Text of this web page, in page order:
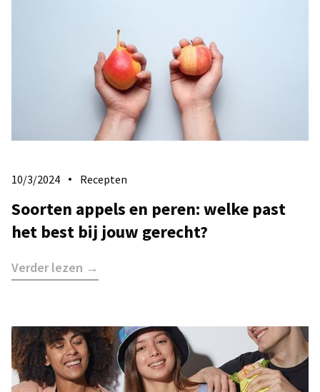
10/3/2024 Recepten
Soorten appels en peren: welke past
het best bij jouw gerecht?
Verder lezen →